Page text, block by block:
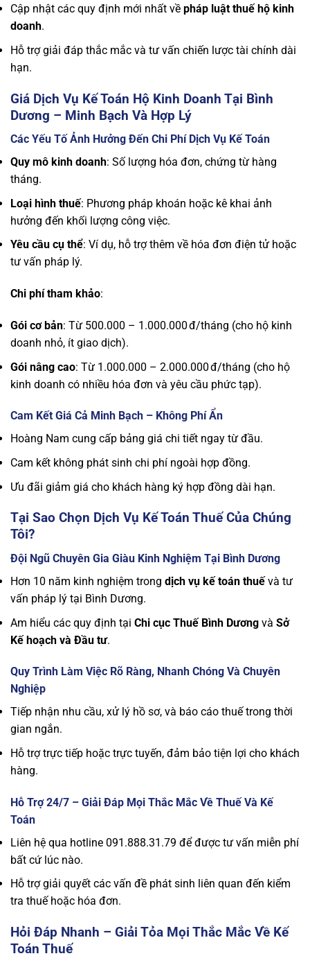
Cập nhật các quy định mới nhất về pháp luật thuế hộ kinh
doanh.
Hỗ trợ giải đáp thắc mắc và tư vấn chiến lược tài chính dài
hạn.
Giá Dịch Vụ Kế Toán Hộ Kinh Doanh Tại Bình
Dương – Minh Bạch Và Hợp Lý
Các Yếu Tố Ảnh Hưởng Đến Chi Phí Dịch Vụ Kế Toán
Quy mô kinh doanh: Số lượng hóa đơn, chứng từ hàng
tháng.
Loại hình thuế: Phương pháp khoán hoặc kê khai ảnh
hưởng đến khối lượng công việc.
Yêu cầu cụ thể: Ví dụ, hỗ trợ thêm về hóa đơn điện tử hoặc
tư vấn pháp lý.
Chi phí tham khảo:
Gói cơ bản: Từ 500.000 – 1.000.000 đ/tháng (cho hộ kinh
doanh nhỏ, ít giao dịch).
Gói nâng cao: Từ 1.000.000 – 2.000.000 đ/tháng (cho hộ
kinh doanh có nhiều hóa đơn và yêu cầu phức tạp).
Cam Kết Giá Cả Minh Bạch – Không Phí Ẩn
Hoàng Nam cung cấp bảng giá chi tiết ngay từ đầu.
Cam kết không phát sinh chi phí ngoài hợp đồng.
Ưu đãi giảm giá cho khách hàng ký hợp đồng dài hạn.
Tại Sao Chọn Dịch Vụ Kế Toán Thuế Của Chúng
Tôi?
Đội Ngũ Chuyên Gia Giàu Kinh Nghiệm Tại Bình Dương
Hơn 10 năm kinh nghiệm trong dịch vụ kế toán thuếvà tư
vấn pháp lý tại Bình Dương.
Am hiểu các quy định tại Chi cục Thuế Bình Dương và Sở
Kế hoạch và Đầu tư.
Quy Trình Làm Việc Rõ Ràng, Nhanh Chóng Và Chuyên
Nghiệp
Tiếp nhận nhu cầu, xử lý hồ sơ, và báo cáo thuế trong thời
gian ngắn.
Hỗ trợ trực tiếp hoặc trực tuyến, đảm bảo tiện lợi cho khách
hàng.
Hỗ Trợ 24/7 – Giải Đáp Mọi Thắc Mắc Về Thuế Và Kế
Toán
Liên hệ qua hotline 091.888.31.79 để được tư vấn miễn phí
bất cứ lúc nào.
Hỗ trợ giải quyết các vấn đề phát sinh liên quan đến kiểm
tra thuế hoặc hóa đơn.
Hỏi Đáp Nhanh – Giải Tỏa Mọi Thắc Mắc Về Kế
Toán Thuế